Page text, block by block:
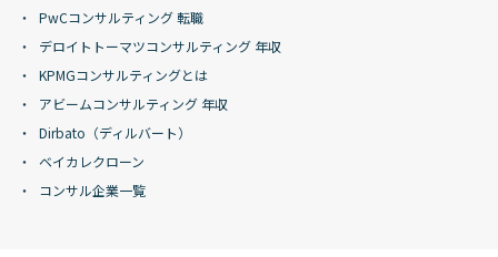
PwCコンサルティング 転職
デロイトトーマツコンサルティング 年収
KPMGコンサルティングとは
アビームコンサルティング 年収
Dirbato（ディルバート）
ベイカレクローン
コンサル企業一覧